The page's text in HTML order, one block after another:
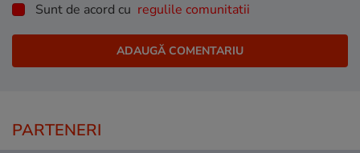
Sunt de acord cu regulile comunitatii
PARTENERI